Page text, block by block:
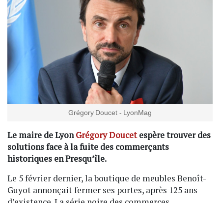
Grégory Doucet - LyonMag
Le maire de LyonGrégory Doucetespère trouver des
solutions face à la fuite des commerçants
historiques en Presqu’île.
Le 5 février dernier, la boutique de meubles Benoît-
Guyot annonçait fermer ses portes, après 125 ans